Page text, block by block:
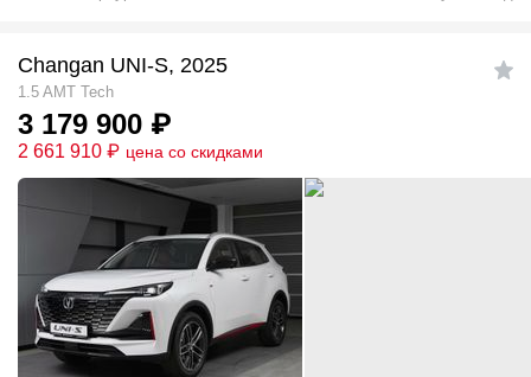
Changan UNI-S, 2025
1.5 AMT Tech
3 179 900 ₽
2 661 910 ₽ цена со скидками